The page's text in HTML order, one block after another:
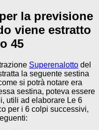
la previsione
viene estratto
45
Superenalotto del
la seguente sestina
si potrà notare era
sestina, poteva essere
utili ad elaborare Le 6
per i 6 colpi successivi,